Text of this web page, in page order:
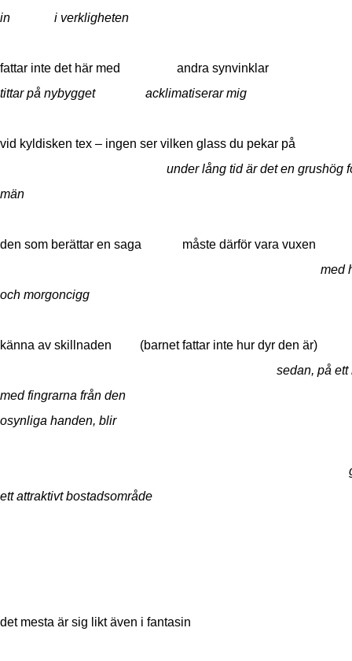
in i verkligheten
fattar inte det här med andra synvinklar
tittar på nybygget acklimatiserar mig
vid kyldisken tex – ingen ser vilken glass du pekar på
under lång tid är det en grushög
män
den som berättar en saga måste därför vara vuxen
med
och morgoncigg
känna av skillnaden (barnet fattar inte hur dyr den är)
sedan, på ett
med fingrarna från den
osynliga handen, blir
ett attraktivt bostadsområde
det mesta är sig likt även i fantasin